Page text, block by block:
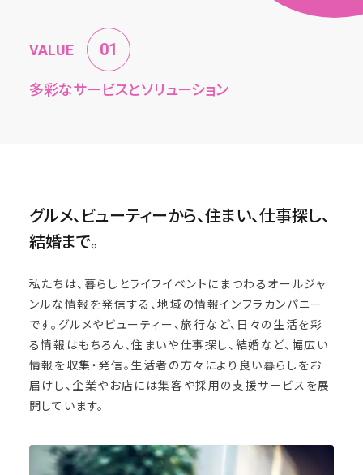
VALUE
多彩なサービスとソリューション
グルメ、ビューティーから、住まい、仕事探し、
結婚まで。
私たちは、暮らしとライフイベントにまつわるオールジャ
ンルな情報を発信する、地域の情報インフラカンパニー
です。グルメやビューティー、旅行など、日々の生活を彩
る情報はもちろん、住まいや仕事探し、結婚など、幅広い
情報を収集・発信。生活者の方々により良い暮らしをお
届けし、企業やお店には集客や採用の支援サービスを展
開しています。